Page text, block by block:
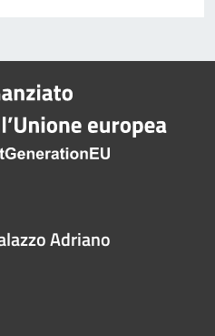
Adriano